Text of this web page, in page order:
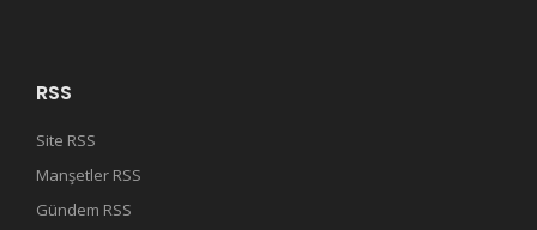
RSS
Site RSS
Manşetler RSS
Gündem RSS